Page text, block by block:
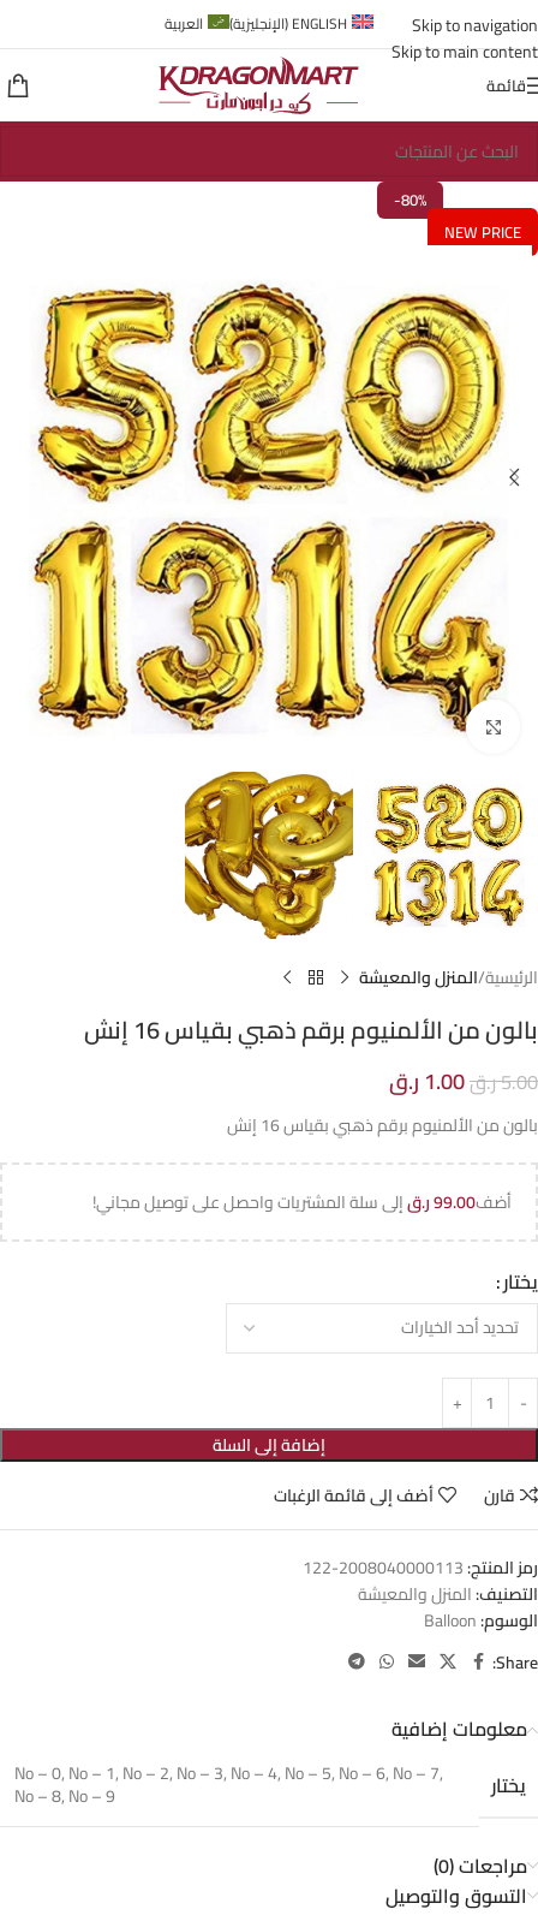
Skip to navigation
Skip to main content
ENGLISH
(الإنجليزية) العربية
قائمة
-80%
NEW PRICE
Click to enlarge
الرئيسية المنزل والمعيشة
بالون من الألمنيوم برقم ذهبي بقياس 16 إنش
5.00ر.ق1.00 ر.ق
بالون من الألمنيوم برقم ذهبي بقياس 16 إنش
أضف99.00ر.قإلى سلة المشتريات واحصل على توصيل مجاني!
يختار
إضافة إلى السلة
قارن
أضف إلى قائمة الرغبات
رمز المنتج:2008040000113-122
التصنيف:المنزل والمعيشة
الوسوم:Balloon
Share:
معلومات إضافية
يختار
No – 0,No – 1,No – 2,No – 3,No – 4,No – 5,No – 6,No – 7,
No – 8,No – 9
مراجعات (0)
التسوق والتوصيل